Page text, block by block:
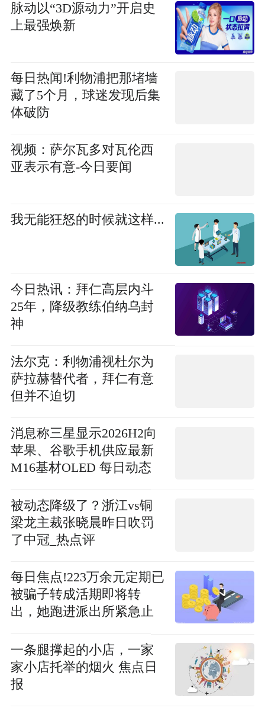
脉动以“3D源动力”开启史
上最强焕新
每日热闻!利物浦把那堵墙
藏了5个月，球迷发现后集
体破防
视频：萨尔瓦多对瓦伦西
亚表示有意-今日要闻
我无能狂怒的时候就这样...
今日热讯：拜仁高层内斗
25年，降级教练伯纳乌封
神
法尔克：利物浦视杜尔为
萨拉赫替代者，拜仁有意
但并不迫切
消息称三星显示2026H2向
苹果、谷歌手机供应最新
M16基材OLED 每日动态
被动态降级了？浙江vs铜
梁龙主裁张晓晨昨日吹罚
了中冠_热点评
每日焦点!223万余元定期已
被骗子转成活期即将转
出，她跑进派出所紧急止
一条腿撑起的小店，一家
家小店托举的烟火 焦点日
报